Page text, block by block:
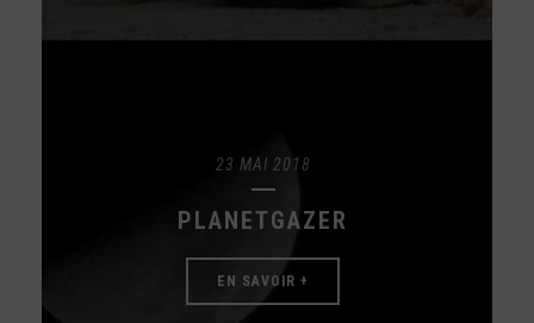
23 MAI 2018
PLANETGAZER
EN SAVOIR +